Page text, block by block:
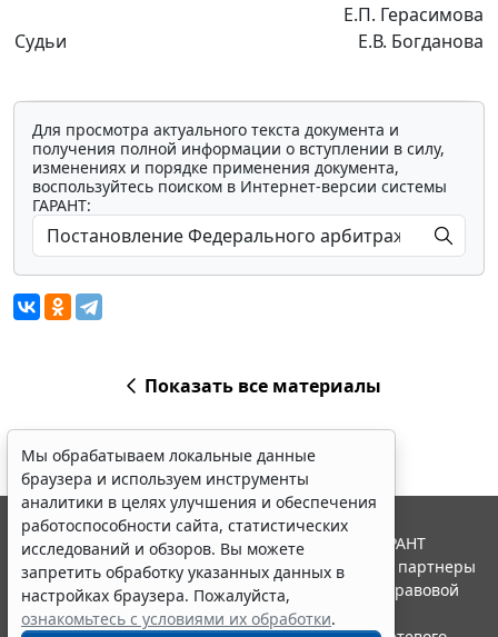
Судьи
Е.П. Герасимова
Е.В. Богданова
Для просмотра актуального текста документа и
получения полной информации о вступлении в силу,
изменениях и порядке применения документа,
воспользуйтесь поиском в Интернет-версии системы
ГАРАНТ:
Показать все материалы
Мы обрабатываем локальные данные
браузера и используем инструменты
аналитики в целях улучшения и обеспечения
работоспособности сайта, статистических
исследований и обзоров. Вы можете
запретить обработку указанных данных в
настройках браузера. Пожалуйста,
ознакомьтесь с условиями их обработки.
© ООО "НПП "ГАРАНТ-СЕРВИС", 2026. Система ГАРАНТ
выпускается с 1990 года. Компания "Гарант" и ее партнеры
являются участниками Российской ассоциации правовой
информации ГАРАНТ.